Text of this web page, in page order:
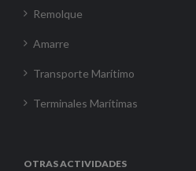
Remolque
Amarre
Transporte Marítimo
Terminales Marítimas
OTRAS ACTIVIDADES